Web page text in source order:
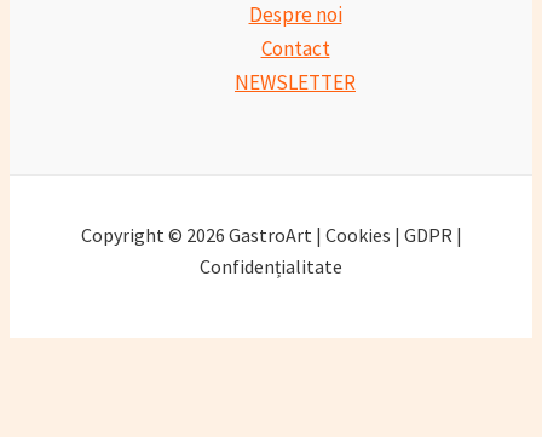
Despre noi
Contact
NEWSLETTER
Copyright © 2026 GastroArt | Cookies | GDPR |
Confidențialitate